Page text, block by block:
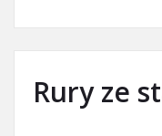
Rury ze